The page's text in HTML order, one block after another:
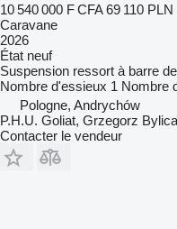
10 540 000 F CFA 69 110 PLN
Caravane
2026
État neuf
Suspension ressort à barre
Nombre d'essieux 1 Nombre
Pologne, Andrychów
P.H.U. Goliat, Grzegorz Bylica
Contacter le vendeur